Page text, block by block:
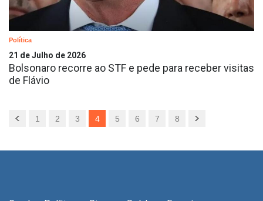
Política
21 de Julho de 2026
Bolsonaro recorre ao STF e pede para receber visitas
de Flávio
1 2 3 4 5 6 7 8